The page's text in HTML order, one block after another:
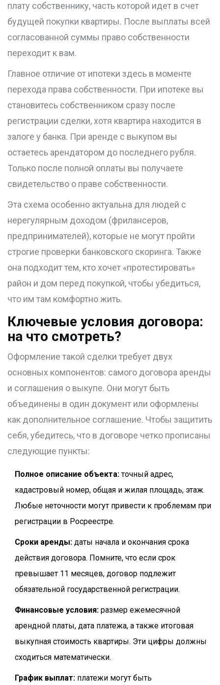
плату собственнику, часть которой идет в счет
будущей покупки квартиры. После выплаты всей
согласованной суммы право собственности
переходит к вам.
Главное отличие от ипотеки здесь в моменте
перехода права собственности. При ипотеке вы
становитесь собственником сразу после
регистрации сделки, хотя квартира находится в
залоге у банка. При аренде с выкупом вы
остаетесь арендатором до последнего рубля.
Только после полной оплаты вы получаете
свидетельство о праве собственности.
Эта схема особенно актуальна для людей с
нерегулярным доходом (фрилансеров,
предпринимателей), которые не могут пройти
строгие проверки банковского скоринга. Также
она подходит тем, кто хочет «протестировать»
район и дом перед покупкой, чтобы убедиться,
что им там комфортно жить.
Ключевые условия договора:
на что смотреть?
Оформление такой сделки требует двух
основных компонентов: самого договора аренды
и соглашения о выкупе. Они могут быть
объединены в один документ или оформлены
как дополнительное соглашение. Чтобы защитить
себя, убедитесь, что в договоре четко прописаны
следующие пункты:
Полное описание объекта:точный адрес,
кадастровый номер, общая и жилая площадь, этаж.
Любые неточности могут привести к проблемам при
регистрации в Росреестре.
Сроки аренды: даты начала и окончания срока
действия договора. Помните, что если срок
превышает 11 месяцев, договор подлежит
обязательной государственной регистрации.
Финансовые условия: размер ежемесячной
арендной платы, дата платежа, а также итоговая
выкупная стоимость квартиры. Эти цифры должны
сходиться математически.
График выплат: платежи могут быть